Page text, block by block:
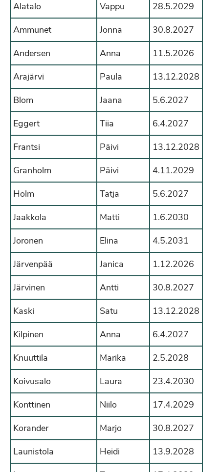
Alatalo
Vappu
28.5.2029
Ammunet
Jonna
30.8.2027
Andersen
Anna
11.5.2026
Arajärvi
Paula
13.12.2028
Blom
Jaana
5.6.2027
Eggert
Tiia
6.4.2027
Frantsi
Päivi
13.12.2028
Granholm
Päivi
4.11.2029
Holm
Tatja
5.6.2027
Jaakkola
Matti
1.6.2030
Joronen
Elina
4.5.2031
Järvenpää
Janica
1.12.2026
Järvinen
Antti
30.8.2027
Kaski
Satu
13.12.2028
Kilpinen
Anna
6.4.2027
Knuuttila
Marika
2.5.2028
Koivusalo
Laura
23.4.2030
Konttinen
Niilo
17.4.2029
Korander
Marjo
30.8.2027
Launistola
Heidi
13.9.2028